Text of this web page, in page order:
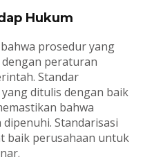
Hukum
prosedur yang
peraturan
Standar
ditulis dengan baik
bahwa
Standarisasi
baik perusahaan untuk